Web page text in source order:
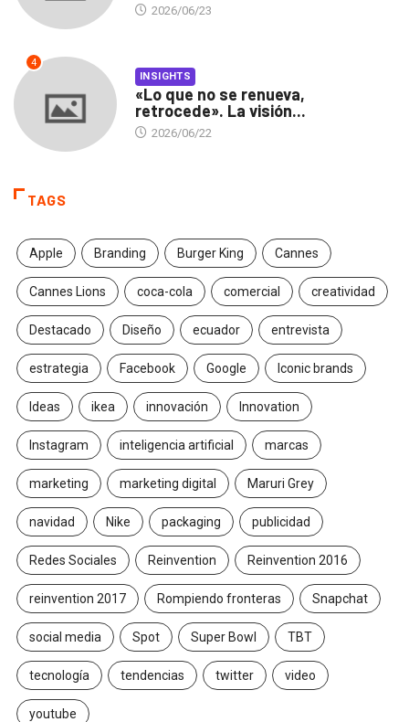
2026/06/23
4
INSIGHTS
«Lo que no se renueva,
retrocede». La visión...
2026/06/22
TAGS
Apple Branding Burger King Cannes
Cannes Lions coca-cola comercial creatividad
Destacado Diseño ecuador entrevista
estrategia Facebook Google Iconic brands
Ideas ikea innovación Innovation
Instagram inteligencia artificial marcas
marketing marketing digital Maruri Grey
navidad Nike packaging publicidad
Redes Sociales Reinvention Reinvention 2016
reinvention 2017 Rompiendo fronteras Snapchat
social media Spot Super Bowl TBT
tecnología tendencias twitter video
youtube